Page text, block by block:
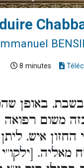
8 minutes
באופן
משום
החזון איש,